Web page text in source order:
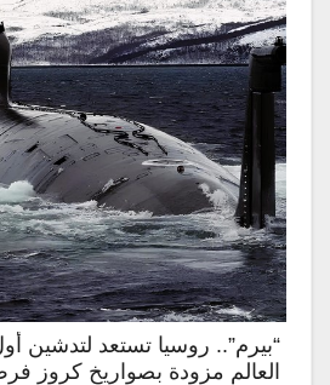
“بيرم”.. روسيا تستعد لتدشين
العالم مزودة بصواريخ كروز